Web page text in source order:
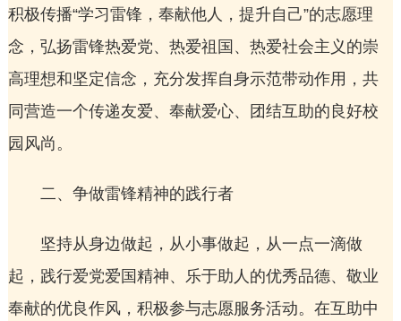
积极传播“学习雷锋，奉献他人，提升自己”的志愿理
念，弘扬雷锋热爱党、热爱祖国、热爱社会主义的崇
高理想和坚定信念，充分发挥自身示范带动作用，共
同营造一个传递友爱、奉献爱心、团结互助的良好校
园风尚。
二、争做雷锋精神的践行者
坚持从身边做起，从小事做起，从一点一滴做
起，践行爱党爱国精神、乐于助人的优秀品德、敬业
奉献的优良作风，积极参与志愿服务活动。在互助中